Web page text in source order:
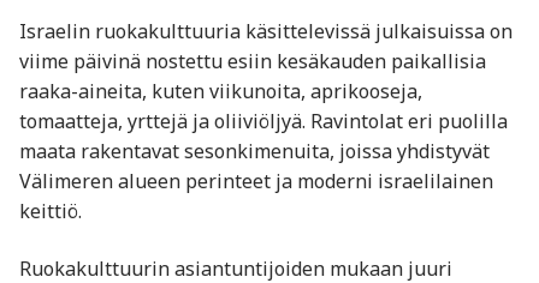
Israelin ruokakulttuuria käsittelevissä julkaisuissa on
viime päivinä nostettu esiin kesäkauden paikallisia
raaka-aineita, kuten viikunoita, aprikooseja,
tomaatteja, yrttejä ja oliiviöljyä. Ravintolat eri puolilla
maata rakentavat sesonkimenuita, joissa yhdistyvät
Välimeren alueen perinteet ja moderni israelilainen
keittiö.
Ruokakulttuurin asiantuntijoiden mukaan juuri